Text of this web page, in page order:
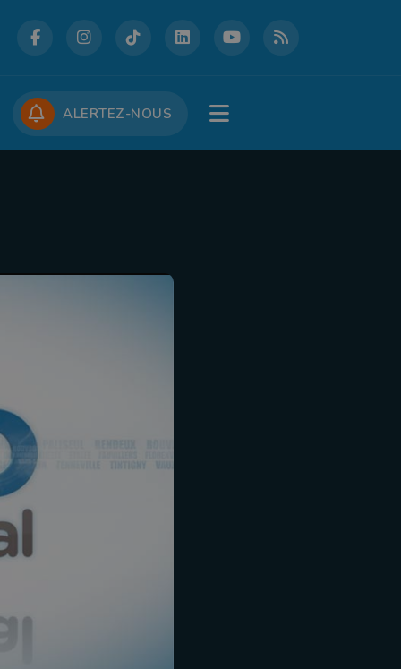
CONCOURS JOBS
ALERTEZ-NOUS